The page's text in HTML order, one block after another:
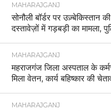
MAHARAJGANJ
सोनौली बॉर्डर पर उज़्बेकिस्तान
दस्तावेज़ों में गड़बड़ी का मामला,
MAHARAJGANJ
महराजगंज जिला अस्पताल के
मिला वेतन, कार्य बहिष्कार की
MAHARAJGANJ